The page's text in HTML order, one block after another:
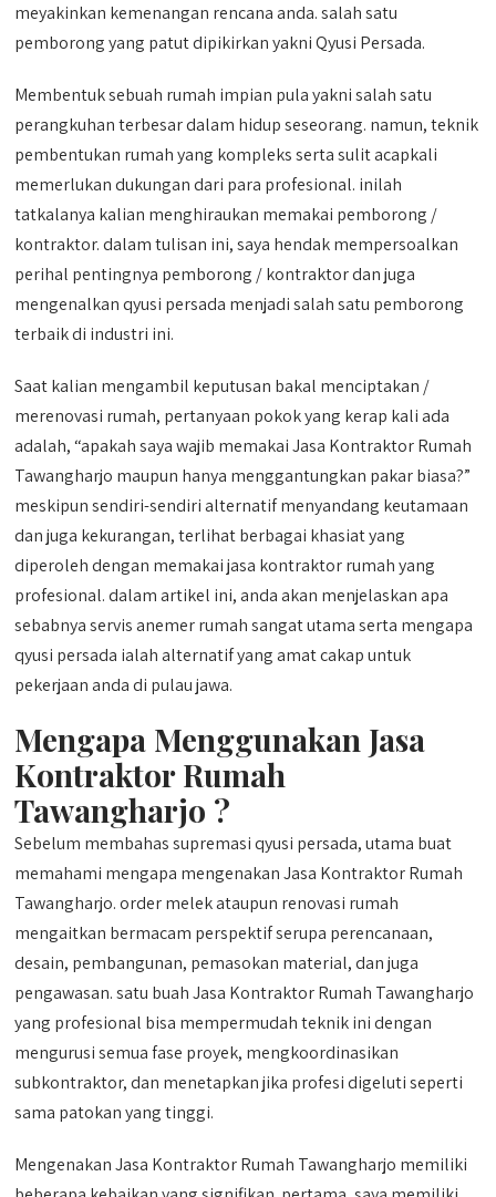
meyakinkan kemenangan rencana anda. salah satu
pemborong yang patut dipikirkan yakni Qyusi Persada.
Membentuk sebuah rumah impian pula yakni salah satu
perangkuhan terbesar dalam hidup seseorang. namun, teknik
pembentukan rumah yang kompleks serta sulit acapkali
memerlukan dukungan dari para profesional. inilah
tatkalanya kalian menghiraukan memakai pemborong /
kontraktor. dalam tulisan ini, saya hendak mempersoalkan
perihal pentingnya pemborong / kontraktor dan juga
mengenalkan qyusi persada menjadi salah satu pemborong
terbaik di industri ini.
Saat kalian mengambil keputusan bakal menciptakan /
merenovasi rumah, pertanyaan pokok yang kerap kali ada
adalah, “apakah saya wajib memakai Jasa Kontraktor Rumah
Tawangharjo maupun hanya menggantungkan pakar biasa?”
meskipun sendiri-sendiri alternatif menyandang keutamaan
dan juga kekurangan, terlihat berbagai khasiat yang
diperoleh dengan memakai jasa kontraktor rumah yang
profesional. dalam artikel ini, anda akan menjelaskan apa
sebabnya servis anemer rumah sangat utama serta mengapa
qyusi persada ialah alternatif yang amat cakap untuk
pekerjaan anda di pulau jawa.
Mengapa Menggunakan Jasa
Kontraktor Rumah
Tawangharjo ?
Sebelum membahas supremasi qyusi persada, utama buat
memahami mengapa mengenakan Jasa Kontraktor Rumah
Tawangharjo. order melek ataupun renovasi rumah
mengaitkan bermacam perspektif serupa perencanaan,
desain, pembangunan, pemasokan material, dan juga
pengawasan. satu buah Jasa Kontraktor Rumah Tawangharjo
yang profesional bisa mempermudah teknik ini dengan
mengurusi semua fase proyek, mengkoordinasikan
subkontraktor, dan menetapkan jika profesi digeluti seperti
sama patokan yang tinggi.
Mengenakan Jasa Kontraktor Rumah Tawangharjo memiliki